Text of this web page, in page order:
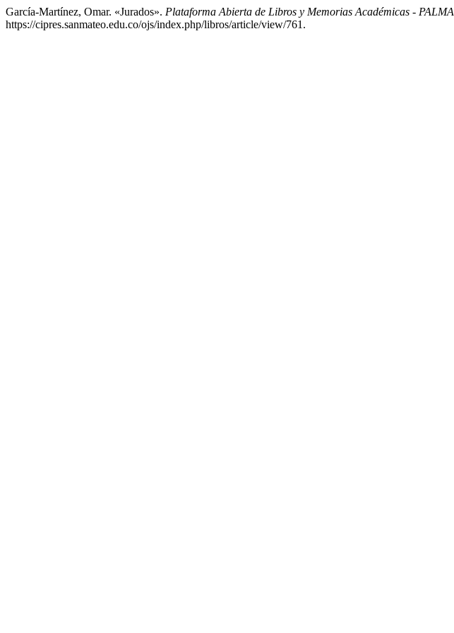
García-Martínez, Omar. «Jurados». Plataforma Abierta de Libros y Memorias Académicas - PALMA
https://cipres.sanmateo.edu.co/ojs/index.php/libros/article/view/761.